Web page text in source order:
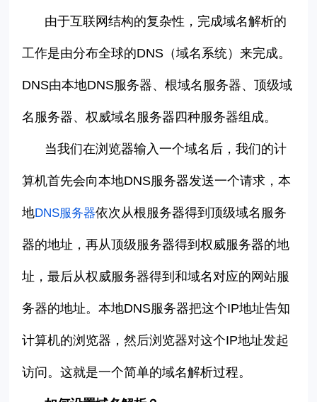
由于互联网结构的复杂性，完成域名解析的
工作是由分布全球的DNS （域名系统）来完成。
DNS由本地DNS服务器、根域名服务器、顶级域
名服务器、权威域名服务器四种服务器组成。
当我们在浏览器输入一个域名后，我们的计
算机首先会向本地DNS服务器发送一个请求，本
地DNS服务器依次从根服务器得到顶级域名服务
器的地址，再从顶级服务器得到权威服务器的地
址，最后从权威服务器得到和域名对应的网站服
务器的地址。本地DNS服务器把这个IP地址告知
计算机的浏览器，然后浏览器对这个IP地址发起
访问。这就是一个简单的域名解析过程。